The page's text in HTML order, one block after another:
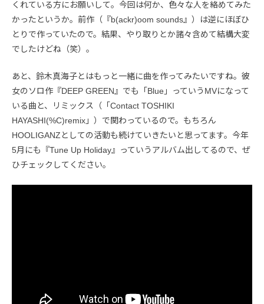
くれている方にお願いして。今回は何か、色々な人を絡めてみた
かったというか。前作（『b(ackr)oom sounds』）は逆にほぼひ
とりで作っていたので。結果、やり取りとか諸々含めて結構大変
でしたけどね（笑）。
あと、鈴木真海子とはもっと一緒に曲を作ってみたいですね。彼
女のソロ作『DEEP GREEN』でも「Blue」っていうMVになって
いる曲と、リミックス（「Contact TOSHIKI
HAYASHI(%C)remix」）で関わっているので。もちろん
HOOLIGANZとしての活動も続けていきたいと思ってます。今年
5月にも『Tune Up Holiday』っていうアルバム出してるので、ぜ
ひチェックしてください。